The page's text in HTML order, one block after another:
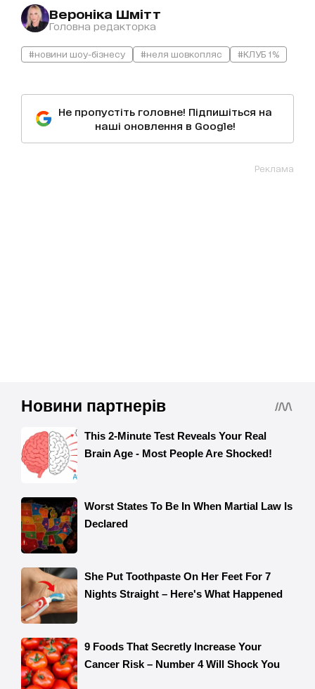
Вероніка Шмітт
Головна редакторка
#новини шоу-бізнесу #неля шовкопляс #КЛУБ 1%
Не пропустіть головне! Підпишіться на
наші оновлення в Google!
Реклама